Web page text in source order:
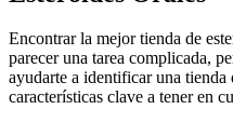
Encontrar la mejor tienda de
parecer una tarea complicada,
ayudarte a identificar una
características clave a tener en